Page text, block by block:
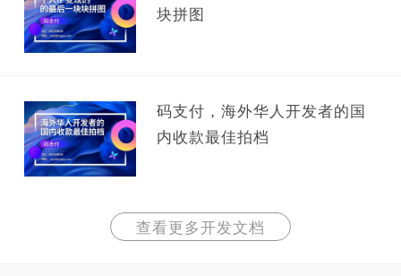
块拼图
码支付，海外华人开发者的国
内收款最佳拍档
查看更多开发文档